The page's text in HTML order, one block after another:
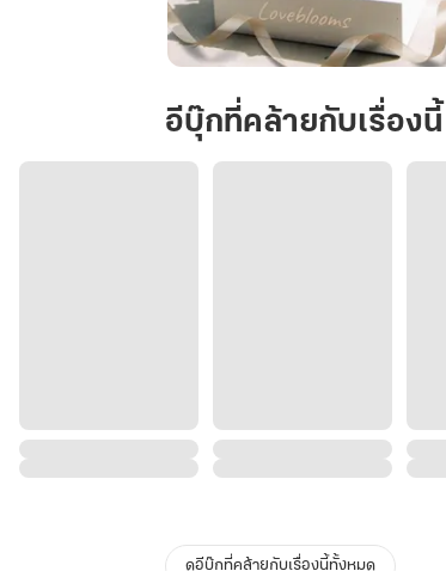
คิด
จะ
รัก
อีบุ๊กที่คล้ายกับเรื่องนี้
ดูอีบุ๊กที่คล้ายกับเรื่องนี้ทั้งหมด